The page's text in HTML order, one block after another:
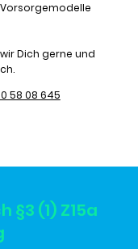
Vorsorgemodelle
Dich gerne und
58 08 645
(1) Z15a